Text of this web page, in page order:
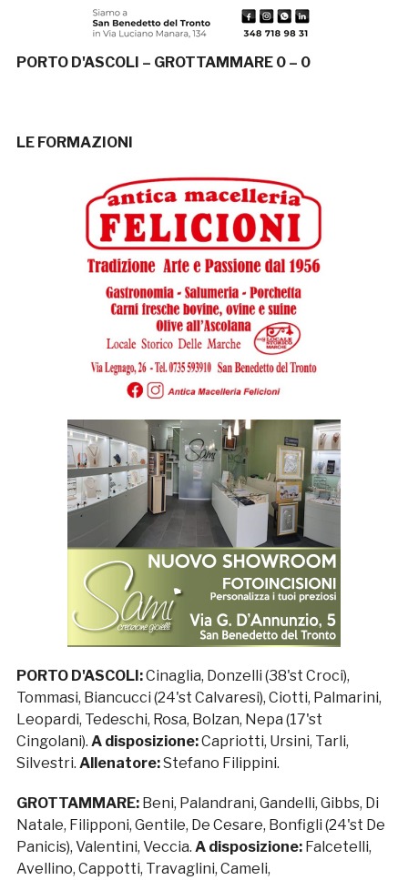
PORTO D'ASCOLI – GROTTAMMARE 0 – 0
LE FORMAZIONI
PORTO D'ASCOLI:Cinaglia, Donzelli (38'st Croci),
Tommasi, Biancucci (24'st Calvaresi), Ciotti, Palmarini,
Leopardi, Tedeschi, Rosa, Bolzan, Nepa (17'st
Cingolani). A disposizione:Capriotti, Ursini, Tarli,
Silvestri. Allenatore:Stefano Filippini.
GROTTAMMARE: Beni, Palandrani, Gandelli, Gibbs, Di
Natale, Filipponi, Gentile, De Cesare, Bonfigli (24'st De
Panicis), Valentini, Veccia. A disposizione:Falcetelli,
Avellino, Cappotti, Travaglini, Cameli,